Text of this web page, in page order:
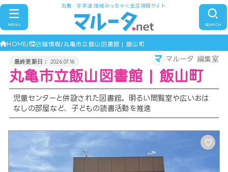
丸亀・宇多津 地域みっちゃく生活情報サイト
SEARCH
MENU
HOME 店舗情報 丸亀市立飯山図書館 | 飯山町
2026.07.16 マルータ 編集室
丸亀市立飯山図書館 | 飯山町
児童センターと併設された図書館。明るい閲覧室や広いおは
なしの部屋など、子どもの読書活動を推進
♡